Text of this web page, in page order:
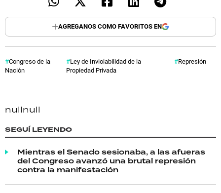
AGREGANOS COMO FAVORITOS EN
Congreso de la
Nación
Ley de Inviolabilidad de la
Propiedad Privada
Represión
nullnull
SEGUÍ LEYENDO
Mientras el Senado sesionaba, a las afueras
del Congreso avanzó una brutal represión
contra la manifestación